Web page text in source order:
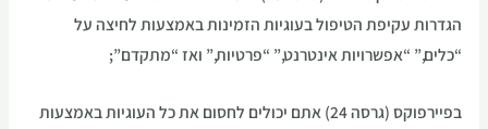
הגדרות עקיפת הטיפול בעוגיות הזמינות באמצעות לחיצה על
“כלים,” “אפשרויות אינטרנט,” “פרטיות,” ואז “מתקדם”;
בפיירפוקס (גרסה 24) אתם יכולים לחסום את כל העוגיות באמצעות